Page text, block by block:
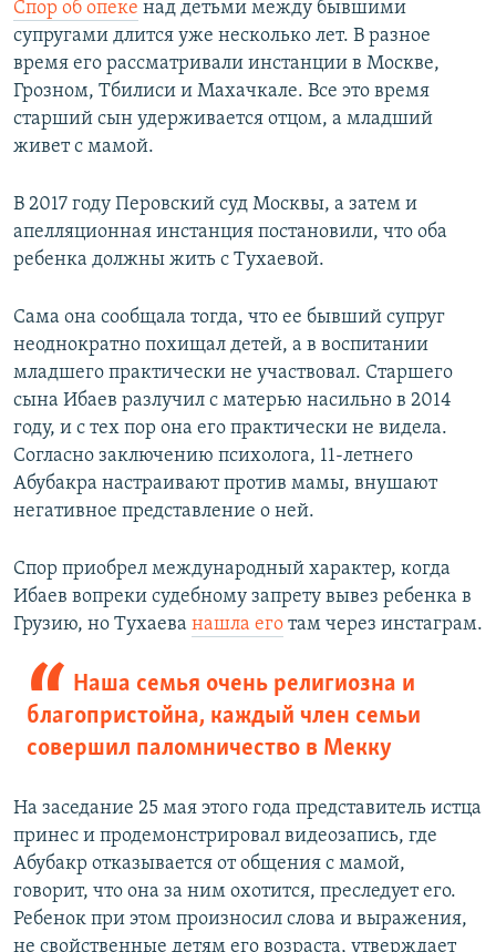
Спор об опеке над детьми между бывшими
супругами длится уже несколько лет. В разное
время его рассматривали инстанции в Москве,
Грозном, Тбилиси и Махачкале. Все это время
старший сын удерживается отцом, а младший
живет с мамой.
В 2017 году Перовский суд Москвы, а затем и
апелляционная инстанция постановили, что оба
ребенка должны жить с Тухаевой.
Сама она сообщала тогда, что ее бывший супруг
неоднократно похищал детей, а в воспитании
младшего практически не участвовал. Старшего
сына Ибаев разлучил с матерью насильно в 2014
году, и с тех пор она его практически не видела.
Согласно заключению психолога, 11-летнего
Абубакра настраивают против мамы, внушают
негативное представление о ней.
Спор приобрел международный характер, когда
Ибаев вопреки судебному запрету вывез ребенка в
Грузию, но Тухаева нашла его там через инстаграм.
Наша семья очень религиозна и
благопристойна, каждый член семьи
совершил паломничество в Мекку
На заседание 25 мая этого года представитель истца
принес и продемонстрировал видеозапись, где
Абубакр отказывается от общения с мамой,
говорит, что она за ним охотится, преследует его.
Ребенок при этом произносил слова и выражения,
не свойственные детям его возраста, утверждает